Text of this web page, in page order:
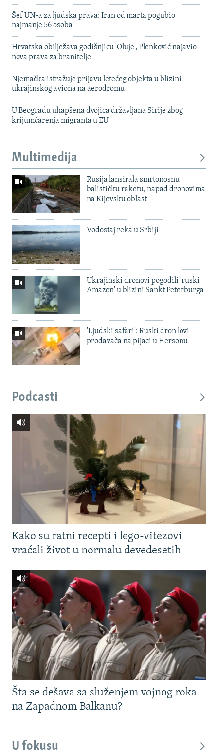
Šef UN-a za ljudska prava: Iran od marta pogubio
najmanje 56 osoba
Hrvatska obilježava godišnjicu 'Oluje', Plenković najavio
nova prava za branitelje
Njemačka istražuje prijavu letećeg objekta u blizini
ukrajinskog aviona na aerodromu
U Beogradu uhapšena dvojica državljana Sirije zbog
krijumčarenja migranta u EU
Multimedija
Rusija lansirala smrtonosnu
balističku raketu, napad dronovima
na Kijevsku oblast
Vodostaj reka u Srbiji
Ukrajinski dronovi pogodili 'ruski
Amazon' u blizini Sankt Peterburga
'Ljudski safari': Ruski dron lovi
prodavača na pijaci u Hersonu
Podcasti
Kako su ratni recepti i lego-vitezovi
vraćali život u normalu devedesetih
Šta se dešava sa služenjem vojnog roka
na Zapadnom Balkanu?
U fokusu